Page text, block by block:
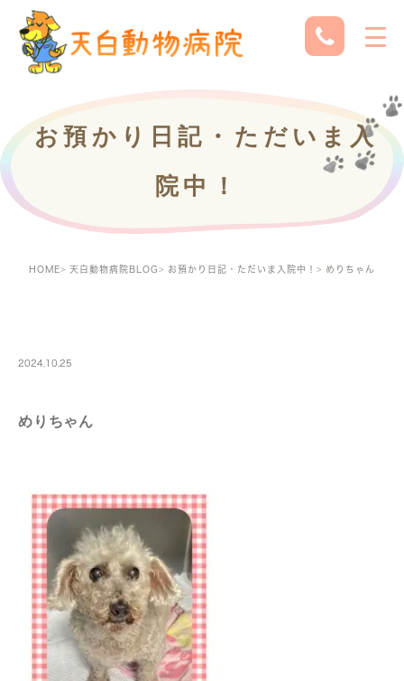
お預かり日記・ただいま入
院中！
HOME 天白動物病院BLOG お預かり日記・ただいま入院中！ めりちゃん
2024.10.25
めりちゃん